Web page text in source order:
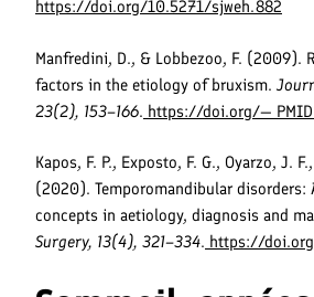
https://doi.org/10.5271/sjweh.882
Manfredini, D., & Lobbezoo, F. (2009).
factors in the etiology of bruxism.
23(2), 153–166. https://doi.org/— PMID
Kapos, F. P., Exposto, F. G., Oyarzo, J.
(2020). Temporomandibular disorders:
concepts in aetiology, diagnosis and
Surgery, 13(4), 321–334. https://